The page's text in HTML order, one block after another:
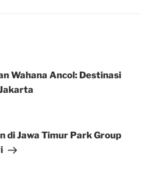
Wahana Ancol: Destinasi
di Jawa Timur Park Group